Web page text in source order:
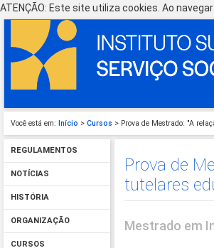
ATENÇÃO: Este site utiliza cookies. Ao
Você está em: Início > Cursos > Prova de Mestrado: "A
REGULAMENTOS
NOTÍCIAS
HISTÓRIA
ORGANIZAÇÃO
CURSOS
Prova de
tutelares
Mestrado em